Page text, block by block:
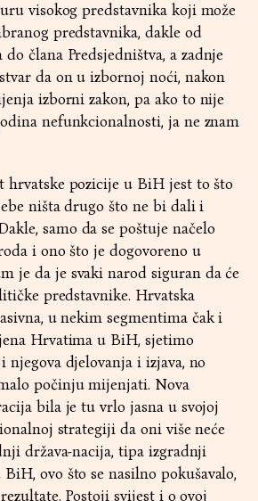
visokog predstavnika koji može
predstavnika, dakle od
člana Predsjedništva, a zadnje
da on u izbornoj noći, nakon
izborni zakon, pa ako to nije
nefunkcionalnosti, ja ne znam
hrvatske pozicije u BiH jest to što
ništa drugo što ne bi dali i
samo da se poštuje načelo
i ono što je dogovoreno u
je da je svaki narod siguran da će
predstavnike. Hrvatska
u nekim segmentima čak i
Hrvatima u BiH, sjetimo
njegova djelovanja i izjava, no
počinju mijenjati. Nova
bila je tu vrlo jasna u svojoj
strategiji da oni više neće
država-nacija, tipa izgradnji
ovo što se nasilno pokušavalo,
Postoji svijest i o ovoj